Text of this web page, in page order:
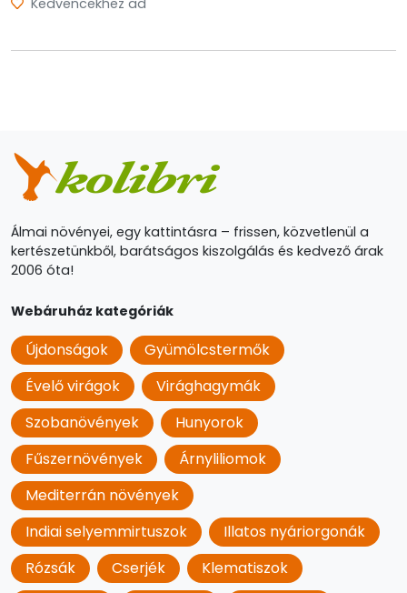
Kedvencekhez ad
Álmai növényei, egy kattintásra – frissen, közvetlenül a
kertészetünkből, barátságos kiszolgálás és kedvező árak
2006 óta!
Webáruház kategóriák
Újdonságok
Gyümölcstermők
Évelő virágok
Virághagymák
Szobanövények
Hunyorok
Fűszernövények
Árnyliliomok
Mediterrán növények
Indiai selyemmirtuszok
Illatos nyáriorgonák
Rózsák
Cserjék
Klematiszok